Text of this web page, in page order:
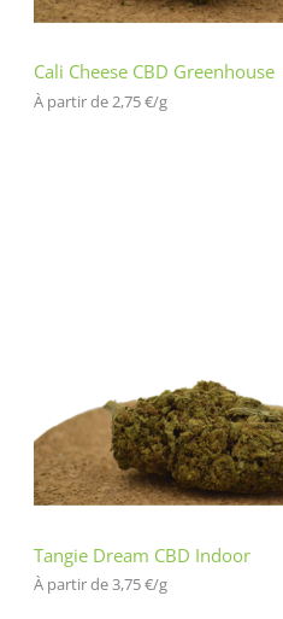
Cali Cheese CBD Greenhouse
À partir de 2,75€/g
Tangie Dream CBD Indoor
À partir de 3,75€/g